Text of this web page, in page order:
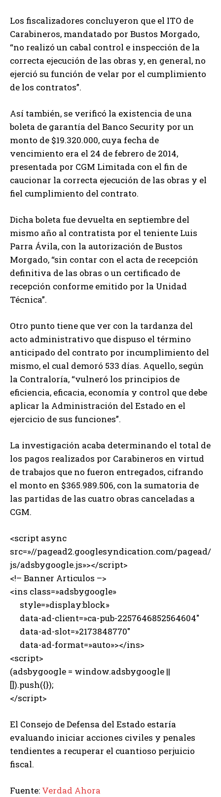
Los fiscalizadores concluyeron que el ITO de
Carabineros, mandatado por Bustos Morgado,
“no realizó un cabal control e inspección de la
correcta ejecución de las obras y, en general, no
ejerció su función de velar por el cumplimiento
de los contratos”.
Así también, se verificó la existencia de una
boleta de garantía del Banco Security por un
monto de $19.320.000, cuya fecha de
vencimiento era el 24 de febrero de 2014,
presentada por CGM Limitada con el fin de
caucionar la correcta ejecución de las obras y el
fiel cumplimiento del contrato.
Dicha boleta fue devuelta en septiembre del
mismo año al contratista por el teniente Luis
Parra Ávila, con la autorización de Bustos
Morgado, “sin contar con el acta de recepción
definitiva de las obras o un certificado de
recepción conforme emitido por la Unidad
Técnica”.
Otro punto tiene que ver con la tardanza del
acto administrativo que dispuso el término
anticipado del contrato por incumplimiento del
mismo, el cual demoró 533 días. Aquello, según
la Contraloría, “vulneró los principios de
eficiencia, eficacia, economía y control que debe
aplicar la Administración del Estado en el
ejercicio de sus funciones”.
La investigación acaba determinando el total de
los pagos realizados por Carabineros en virtud
de trabajos que no fueron entregados, cifrando
el monto en $365.989.506, con la sumatoria de
las partidas de las cuatro obras canceladas a
CGM.
<script async
src=»//pagead2.googlesyndication.com/pagead/
js/adsbygoogle.js»></script>
<!– Banner Articulos –>
<ins class=»adsbygoogle»
style=»display:block»
data-ad-client=»ca-pub-2257646852564604″
data-ad-slot=»2173848770″
data-ad-format=»auto»></ins>
<script>
(adsbygoogle = window.adsbygoogle ||
[]).push({});
</script>
El Consejo de Defensa del Estado estaría
evaluando iniciar acciones civiles y penales
tendientes a recuperar el cuantioso perjuicio
fiscal.
Fuente: Verdad Ahora